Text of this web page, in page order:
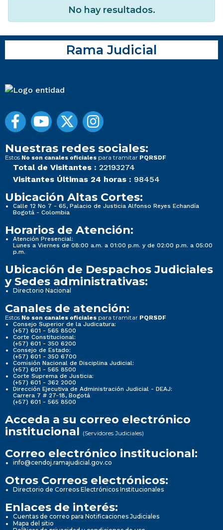
No hay resultados.
Rama Judicial
Nuestras redes sociales:
Estos No son canales oficiales para tramitar PQRSDF
Total de Visitantes : 22193274
Visitantes Últimas 24 horas : 98454
Ubicación Altas Cortes:
Calle 12 No 7 - 65, Palacio de Justicia Alfonso Reyes Echandía
Bogotá - Colombia
Horarios de Atención:
Atención Presencial:
Lunes a Viernes de 08:00 a.m. a 01:00 p.m. y de 02:00 p.m. a 05:00
p.m.
Ubicación de Despachos Judiciales
y Sedes administrativas:
Directorio Nacional
Canales de atención:
Estos No son canales oficiales para tramitar PQRSDF
Consejo Superior de la Judicatura:
(+57) 601 - 565 8500
Corte Constitucional:
(+57) 601 - 350 6200
Consejo de Estado:
(+57) 601 - 350 6700
Comisión Nacional de Disciplina Judicial:
(+57) 601 - 565 8500
Corte Suprema de Justicia:
(+57) 601 - 362 2000
Dirección Ejecutiva de Administración Judicial - DEAJ:
Carrera 7 # 27-18, Bogotá
(+57) 601 - 565 8500
Acceda a su correo electrónico
institucional (Servidores Judiciales)
Correo electrónico institucional:
info@cendoj.ramajudicial.gov.co
Otros Correos electrónicos:
Directorio de Correos Electrónicos Institucionales
Enlaces de interés:
Cuentas de correo para Notificaciones Judiciales
Mapa del sitio